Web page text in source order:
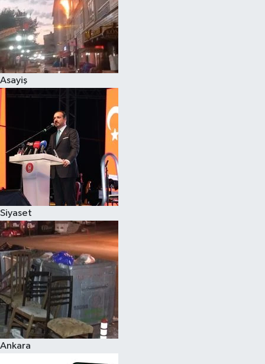
Asayiş
Siyaset
Ankara
Yaşam-Çevre